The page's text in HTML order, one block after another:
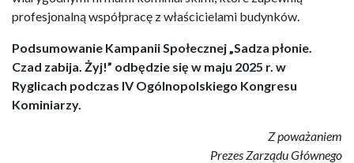
profesjonalną współpracę z właścicielami budynków.
Podsumowanie Kampanii Społecznej „Sadza płonie.
Czad zabija. Żyj!” odbędzie się w maju 2025 r. w
Ryglicach podczas IV Ogólnopolskiego Kongresu
Kominiarzy.
Z poważaniem
Prezes Zarządu Głównego